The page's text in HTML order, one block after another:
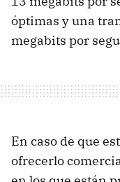
óptimas y una
megabits por
En caso de que
ofrecerlo